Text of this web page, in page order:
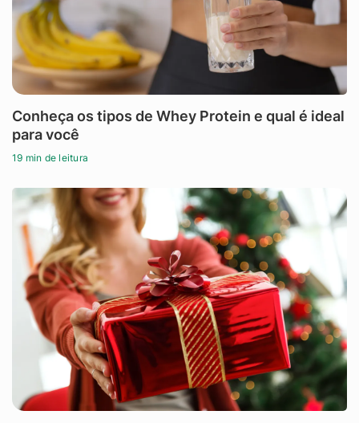
Conheça os tipos de Whey Protein e qual é ideal
para você
19 min de leitura